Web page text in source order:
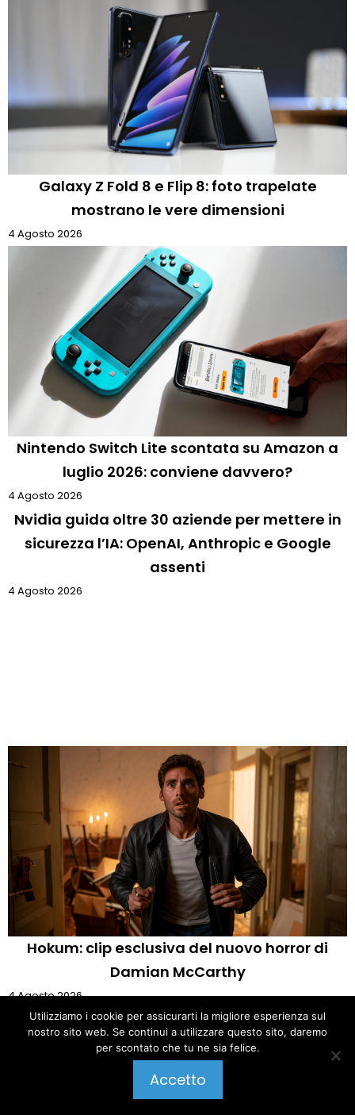
Galaxy Z Fold 8 e Flip 8: foto trapelate
mostrano le vere dimensioni
4 Agosto 2026
Nintendo Switch Lite scontata su Amazon a
luglio 2026: conviene davvero?
4 Agosto 2026
Nvidia guida oltre 30 aziende per mettere in
sicurezza l’IA: OpenAI, Anthropic e Google
assenti
4 Agosto 2026
Hokum: clip esclusiva del nuovo horror di
Damian McCarthy
4 Agosto 2026
Pubblica un commento
Utilizziamo i cookie per assicurarti la migliore esperienza sul
nostro sito web. Se continui a utilizzare questo sito, daremo
per scontato che tu ne sia felice.
Accetto